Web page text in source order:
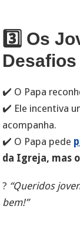
3️⃣ Os
✔️ O Papa
✔️ Ele incentiva
acompanha.
✔️ O Papa pede
da Igreja, mas
? “Queridos
bem!”